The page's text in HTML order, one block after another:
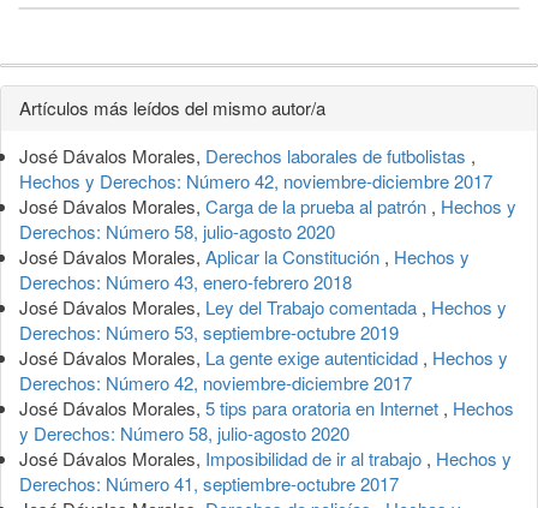
Detalles
del
artículo
Artículos más leídos del mismo autor/a
José Dávalos Morales, Derechos laborales de futbolistas ,
Hechos y Derechos: Número 42, noviembre-diciembre 2017
José Dávalos Morales, Carga de la prueba al patrón , Hechos y
Derechos: Número 58, julio-agosto 2020
José Dávalos Morales, Aplicar la Constitución , Hechos y
Derechos: Número 43, enero-febrero 2018
José Dávalos Morales, Ley del Trabajo comentada , Hechos y
Derechos: Número 53, septiembre-octubre 2019
José Dávalos Morales, La gente exige autenticidad , Hechos y
Derechos: Número 42, noviembre-diciembre 2017
José Dávalos Morales, 5 tips para oratoria en Internet , Hechos
y Derechos: Número 58, julio-agosto 2020
José Dávalos Morales, Imposibilidad de ir al trabajo , Hechos y
Derechos: Número 41, septiembre-octubre 2017